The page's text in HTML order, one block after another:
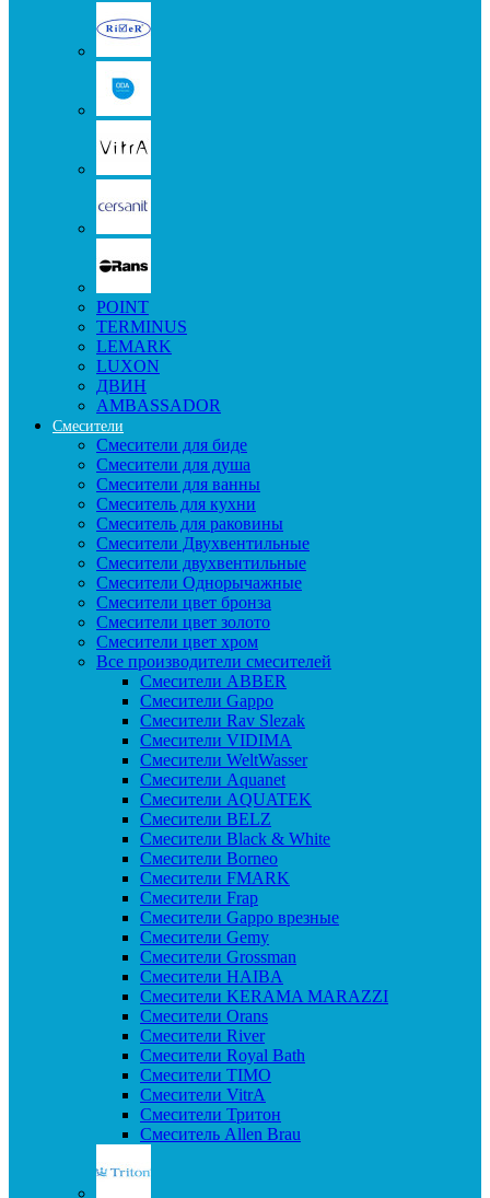
POINT
TERMINUS
LEMARK
LUXON
ДВИН
AMBASSADOR
Смесители
Смесители для биде
Смесители для душа
Смесители для ванны
Смеситель для кухни
Смеситель для раковины
Смесители Двухвентильные
Смесители двухвентильные
Смесители Однорычажные
Смесители цвет бронза
Смесители цвет золото
Смесители цвет хром
Все производители смесителей
Cмесители ABBER
Cмесители Gappo
Cмесители Rav Slezak
Cмесители VIDIMA
Cмесители WeltWasser
Смесители Aquanet
Смесители AQUATEK
Смесители BELZ
Смесители Black & White
Смесители Borneo
Смесители FMARK
Смесители Frap
Смесители Gappo врезные
Смесители Gemy
Смесители Grossman
Смесители HAIBA
Смесители KERAMA MARAZZI
Смесители Orans
Смесители River
Смесители Royal Bath
Смесители TIMO
Смесители VitrA
Смесители Тритон
Смеситель Allen Brau